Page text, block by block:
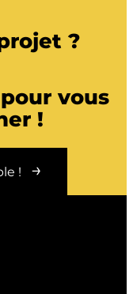
?
vous
!
!